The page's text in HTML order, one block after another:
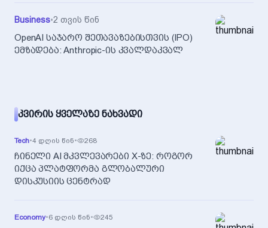
Business•2 თვის წინ
OpenAI საჯარო შეთავაზებისთვის (IPO)
ემზადება: Anthropic-ის კვალდაკვალ
ᲙᲕᲘᲠᲘᲡ ᲧᲕᲔᲚᲐᲖᲔ ᲜᲐᲮᲕᲐᲓᲘ
Tech•4 დღის წინ• 268
ჩინელი AI მკვლევარები X-ზე: როგორ
იქცა პლატფორმა გლობალური
დისკუსიის ცენტრად
Economy•6 დღის წინ• 245